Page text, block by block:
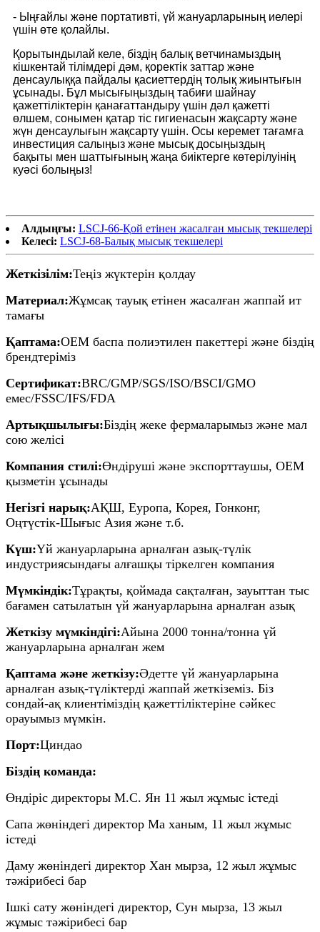
- Ыңғайлы және портативті, үй жануарларының иелері
үшін өте қолайлы.
Қорытындылай келе, біздің балық ветчинамыздың
кішкентай тілімдері дәм, қоректік заттар және
денсаулыққа пайдалы қасиеттердің толық жиынтығын
ұсынады. Бұл мысығыңыздың табиғи шайнау
қажеттіліктерін қанағаттандыру үшін дәл қажетті
өлшем, сонымен қатар тіс гигиенасын жақсарту және
жүн денсаулығын жақсарту үшін. Осы керемет тағамға
инвестиция салыңыз және мысық досыңыздың
бақыты мен шаттығының жаңа биіктерге көтерілуінің
куәсі болыңыз!
Алдыңғы: LSCJ-66-Қой етінен жасалған мысық текшелері
Келесі: LSCJ-68-Балық мысық текшелері
Жеткізілім:Теңіз жүктерін қолдау
Материал:Жұмсақ тауық етінен жасалған жаппай ит
тамағы
Қаптама:OEM баспа полиэтилен пакеттері және біздің
брендтеріміз
Сертификат:BRC/GMP/SGS/ISO/BSCI/GMO
емес/FSSC/IFS/FDA
Артықшылығы:Біздің жеке фермаларымыз және мал
сою желісі
Компания стилі:Өндіруші және экспорттаушы, OEM
қызметін ұсынады
Негізгі нарық:АҚШ, Еуропа, Корея, Гонконг,
Оңтүстік-Шығыс Азия және т.б.
Күш:Үй жануарларына арналған азық-түлік
индустриясындағы алғашқы тіркелген компания
Мүмкіндік:Тұрақты, қоймада сақталған, зауыттан тыс
бағамен сатылатын үй жануарларына арналған азық
Жеткізу мүмкіндігі:Айына 2000 тонна/тонна үй
жануарларына арналған жем
Қаптама және жеткізу:Әдетте үй жануарларына
арналған азық-түліктерді жаппай жеткіземіз. Біз
сондай-ақ клиентіміздің қажеттіліктеріне сәйкес
орауымыз мүмкін.
Порт:Циндао
Біздің команда:
Өндіріс директоры М.С. Ян 11 жыл жұмыс істеді
Сапа жөніндегі директор Ма ханым, 11 жыл жұмыс
істеді
Даму жөніндегі директор Хан мырза, 12 жыл жұмыс
тәжірибесі бар
Ішкі сату жөніндегі директор, Сун мырза, 13 жыл
жұмыс тәжірибесі бар